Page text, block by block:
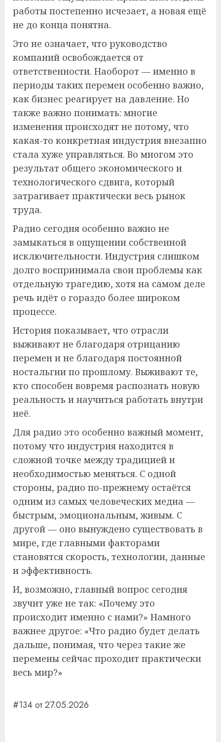
работы постепенно исчезает, а новая ещё
не до конца понятна.
Это не означает, что руководство
компаний освобождается от
ответственности. Наоборот — именно в
периоды таких перемен особенно важно,
как бизнес реагирует на давление. Но
также важно понимать: многие
изменения происходят не потому, что
какая-то конкретная индустрия внезапно
стала хуже управляться. Во многом это
результат общего экономического и
технологического сдвига, который
затрагивает практически весь рынок
труда.
Радио сегодня особенно важно не
замыкаться в ощущении собственной
исключительности. Индустрия слишком
долго воспринимала свои проблемы как
отдельную трагедию, хотя на самом деле
речь идёт о гораздо более широком
процессе.
История показывает, что отрасли
выживают не благодаря отрицанию
перемен и не благодаря постоянной
ностальгии по прошлому. Выживают те,
кто способен вовремя распознать новую
реальность и научиться работать внутри
неё.
Для радио это особенно важный момент,
потому что индустрия находится в
сложной точке между традицией и
необходимостью меняться. С одной
стороны, радио по-прежнему остаётся
одним из самых человеческих медиа —
быстрым, эмоциональным, живым. С
другой — оно вынуждено существовать в
мире, где главными факторами
становятся скорость, технологии, данные
и эффективность.
И, возможно, главный вопрос сегодня
звучит уже не так: «Почему это
происходит именно с нами?» Намного
важнее другое: «Что радио будет делать
дальше, понимая, что через такие же
перемены сейчас проходит практически
весь мир?»
#134 от 27.05.2026